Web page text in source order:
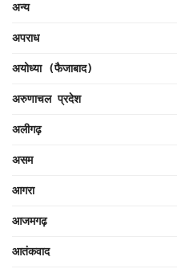
अन्य
अपराध
अयोध्या (फैजाबाद)
अरुणाचल प्रदेश
अलीगढ़
असम
आगरा
आजमगढ़
आतंकवाद